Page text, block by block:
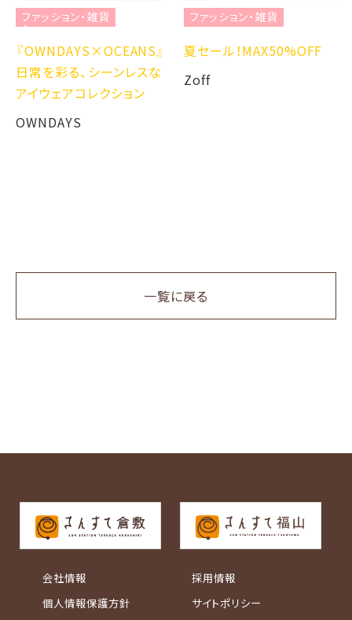
ファッション・雑貨
『OWNDAYS×OCEANS』
日常を彩る、シーンレスな
アイウェアコレクション
OWNDAYS
ファッション・雑貨
夏セール！MAX50%OFF
Zoff
一覧に戻る
会社情報
個人情報保護方針
採用情報
サイトポリシー